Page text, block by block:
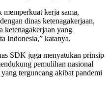
kerja sama,
dinas ketenagakerjaan,
ketenagakerjaan yang
Indonesia,” katanya.
SDK juga menyatukan prinsip
pemulihan nasional
terguncang akibat pandemi